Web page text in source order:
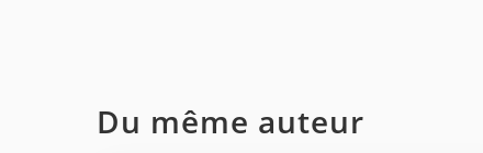
Du même auteur